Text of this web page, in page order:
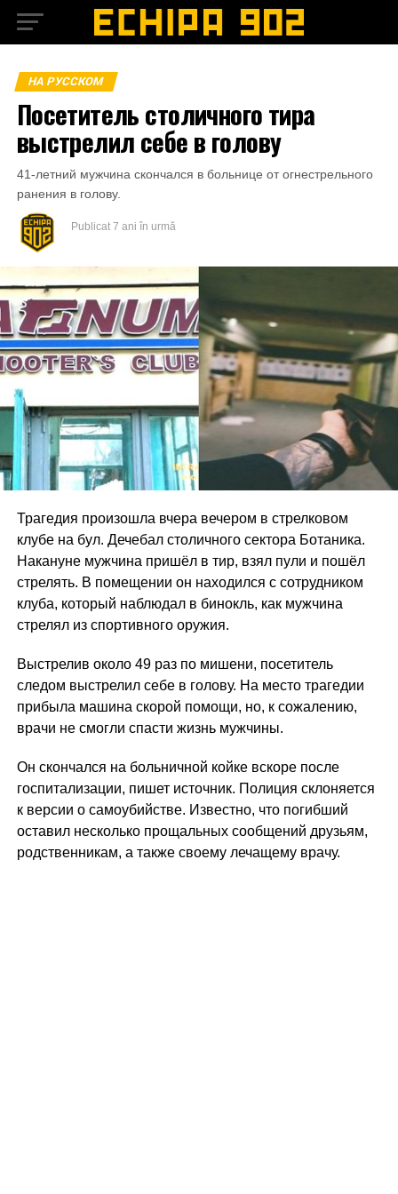
НА РУССКОМ
Посетитель столичного тира
выстрелил себе в голову
41-летний мужчина скончался в больнице от огнестрельного
ранения в голову.
Publicat 7 ani în urmă
Трагедия произошла вчера вечером в стрелковом
клубе на бул. Дечебал столичного сектора Ботаника.
Hакануне мужчина пришёл в тир, взял пули и пошёл
стрелять. В помещении он находился с сотрудником
клуба, который наблюдал в бинокль, как мужчина
стрелял из спортивного оружия.
Выстрелив около 49 раз по мишени, посетитель
следом выстрелил себе в голову. На место трагедии
прибыла машина скорой помощи, но, к сожалению,
врачи не смогли спасти жизнь мужчины.
Он скончался на больничной койке вскоре после
госпитализации, пишет источник. Полиция склоняется
к версии о самоубийстве. Известно, что погибший
оставил несколько прощальных сообщений друзьям,
родственникам, а также своему лечащему врачу.